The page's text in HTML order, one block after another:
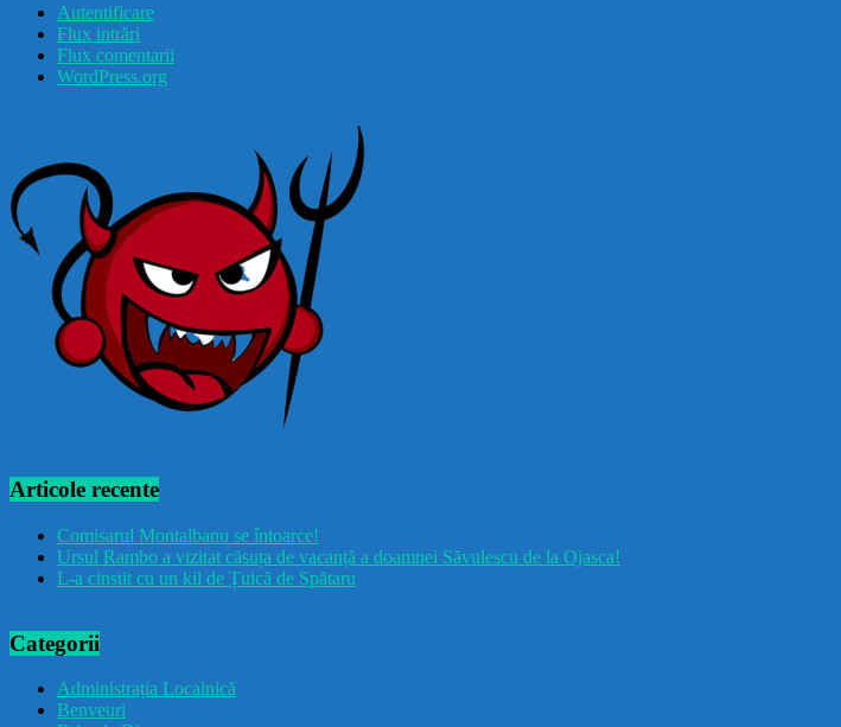
Autentificare
Flux intrări
Flux comentarii
WordPress.org
Articole recente
Comisarul Montalbanu se întoarce!
Ursul Rambo a vizitat căsuța de vacanță a doamnei Săvulescu de la Ojasca!
L-a cinstit cu un kil de Țuică de Spătaru
Categorii
Administrația Localnică
Benveuri